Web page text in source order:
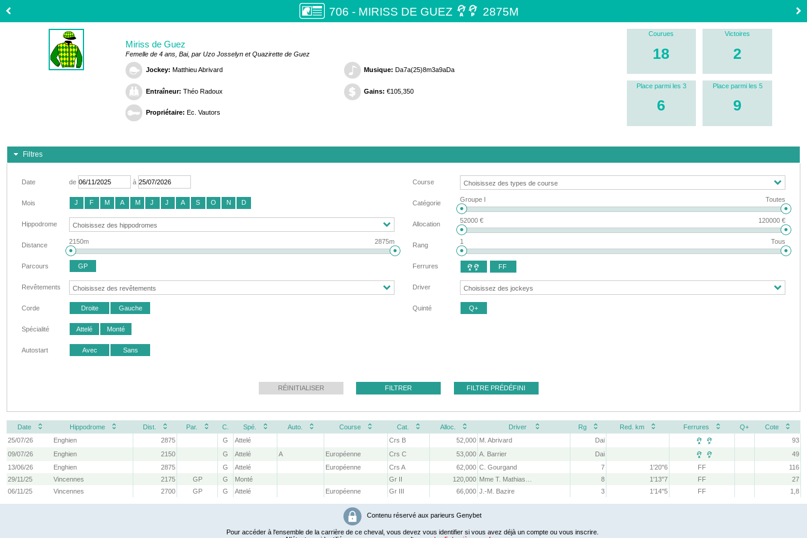
706 - MIRISS DE GUEZ  2875M
Miriss de Guez
Femelle de 4 ans, Bai, par Uzo Josselyn et Quazirette de Guez
Jockey: Matthieu Abrivard
Entraîneur: Théo Radoux
Propriétaire: Ec. Vautors
Musique: Da7a(25)8m3a9aDa
Gains: €105,350
Courues
18
Victoires
2
Place parmi les 3
6
Place parmi les 5
9
Filtres
Date de à
Mois J F M A M J J A S O N D
Hippodrome
Distance 2150m 2875m
Parcours GP
Revêtements
Corde Droite Gauche
Spécialité Attelé Monté
Autostart Avec Sans
Course
Catégorie Groupe I Toutes
Allocation 52000 € 120000 €
Rang 1 Tous
Ferrures  FF
Driver
Quinté Q+
RÉINITIALISER FILTRER FILTRE PRÉDÉFINI
Date Hippodrome Dist. Par. C. Spé. Auto. Course Cat. Alloc. Driver Rg Red. km Ferrures Q+
Cote
25/07/26
Enghien 2875 G Attelé Crs B 52,000 M. Abrivard Dai  
93
09/07/26
Enghien 2150 G Attelé A Européenne Crs C 53,000 A. Barrier Dai  
49
13/06/26
Enghien 2875 G Attelé Européenne Crs A 62,000 C. Gourgand 7 1'20''6 FF
116
29/11/25
Vincennes 2175 GP G Monté Gr II 120,000 8 1'13''7 FF
27
06/11/25
Vincennes 2700 GP G Attelé Européenne Gr III 66,000 J.-M. Bazire 3 1'14''5 FF 1,8
Contenu réservé aux parieurs Genybet
Pour accéder à l'ensemble de la carrière de ce cheval, vous devez vous identifier si vous avez déjà un compte ou vous inscrire.